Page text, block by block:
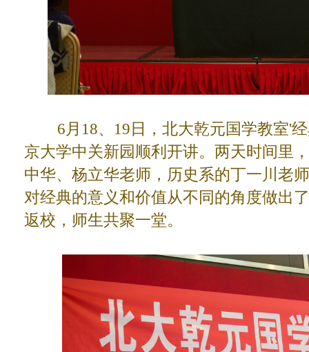
6月18、19日，北大乾元国学教室'
京大学中关新园顺利开讲。两天时间里
中华、杨立华老师，历史系的丁一川老
对经典的意义和价值从不同的角度做出
返校，师生共聚一堂。